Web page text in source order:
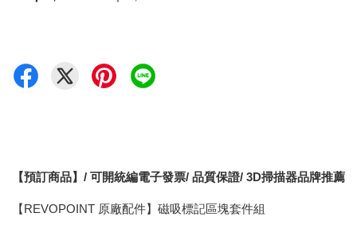
【預訂商品】/ 可開統編電子發票/ 品質保證/ 3D掃描器品牌推薦
【REVOPOINT 原廠配件】磁吸標記區塊套件組